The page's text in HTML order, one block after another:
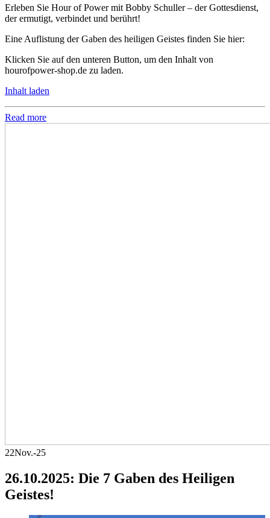
Erleben Sie Hour of Power mit Bobby Schuller – der Gottesdienst,
der ermutigt, verbindet und berührt!
Eine Auflistung der Gaben des heiligen Geistes finden Sie hier:
Klicken Sie auf den unteren Button, um den Inhalt von
hourofpower-shop.de zu laden.
Inhalt laden
Read more
22Nov.-25
26.10.2025: Die 7 Gaben des Heiligen
Geistes!